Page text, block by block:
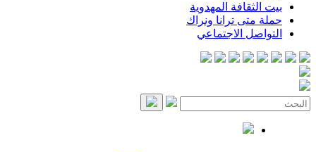
المهدوية
ترانا ونراك
الاجتماعي